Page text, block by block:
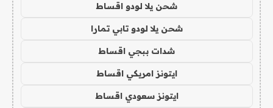
شحن يلا لودو اقساط
شحن يلا لودو تابي تمارا
شدات ببجي اقساط
ايتونز امريكي اقساط
ايتونز سعودي اقساط